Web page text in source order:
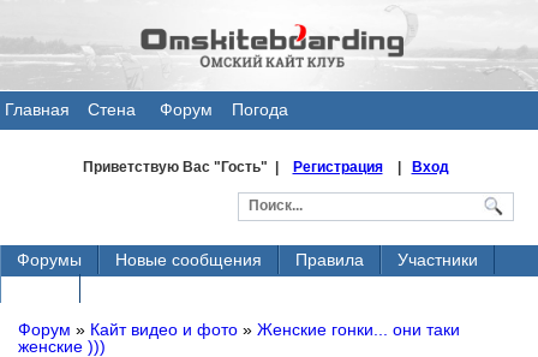
Главная
Стена
Форум Погода
Приветствую Вас"Гость" | Регистрация| Вход
Форумы Новые сообщения Правила
Участники
Форум » Кайт видео и фото » Женские гонки... они таки
женские )))